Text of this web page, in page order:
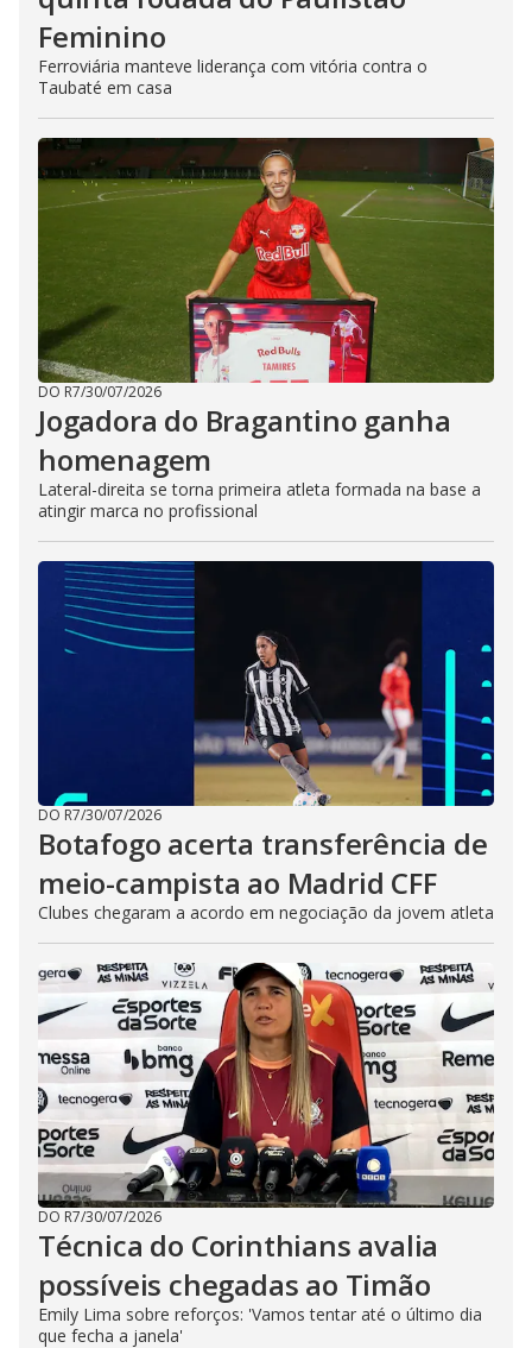
Feminino
Ferroviária manteve liderança com vitória contra o
Taubaté em casa
DO R7/30/07/2026
Jogadora do Bragantino ganha
homenagem
Lateral-direita se torna primeira atleta formada na base a
atingir marca no profissional
DO R7/30/07/2026
Botafogo acerta transferência de
meio-campista ao Madrid CFF
Clubes chegaram a acordo em negociação da jovem atleta
DO R7/30/07/2026
Técnica do Corinthians avalia
possíveis chegadas ao Timão
Emily Lima sobre reforços: 'Vamos tentar até o último dia
que fecha a janela'